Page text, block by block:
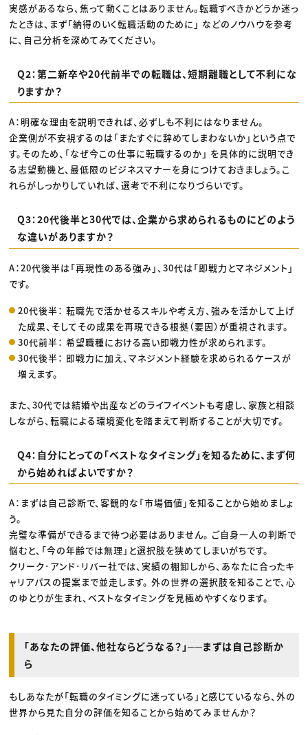
実感があるなら、焦って動くことはありません。転職すべきかどうか迷っ
たときは、まず「納得のいく転職活動のために」 などのノウハウを参考
に、自己分析を深めてみてください。
Q2：第二新卒や20代前半での転職は、短期離職として不利にな
りますか？
A：明確な理由を説明できれば、必ずしも不利にはなりません。
企業側が不安視するのは「またすぐに辞めてしまわないか」という点で
す。そのため、「なぜ今この仕事に転職するのか」 を具体的に説明でき
る志望動機と、最低限のビジネスマナーを身につけておきましょう。こ
れらがしっかりしていれば、選考で不利になりづらいです。
Q3：20代後半と30代では、企業から求められるものにどのよう
な違いがありますか？
A：20代後半は「再現性のある強み」、30代は「即戦力とマネジメント」
です。
20代後半： 転職先で活かせるスキルや考え方、強みを活かして上げ
た成果、そしてその成果を再現できる根拠（要因）が重視されます。
30代前半： 希望職種における高い即戦力性が求められます。
30代後半： 即戦力に加え、マネジメント経験を求められるケースが
増えます。
また、30代では結婚や出産などのライフイベントも考慮し、家族と相談
しながら、転職による環境変化を踏まえて判断することが大切です。
Q4：自分にとっての「ベストなタイミング」を知るために、まず何
から始めればよいですか？
A：まずは自己診断で、客観的な「市場価値」を知ることから始めましょ
う。
完璧な準備ができるまで待つ必要はありません。 ご自身一人の判断で
悩むと、「今の年齢では無理」と選択肢を狭めてしまいがちです。
クリーク･アンド･リバー社では、実績の棚卸しから、あなたに合ったキ
ャリアパスの提案まで並走します。 外の世界の選択肢を知ることで、心
のゆとりが生まれ、ベストなタイミングを見極めやすくなります。
「あなたの評価、他社ならどうなる？」──まずは自己診断か
ら
もしあなたが「転職のタイミングに迷っている」と感じているなら、外の
世界から見た自分の評価を知ることから始めてみませんか？